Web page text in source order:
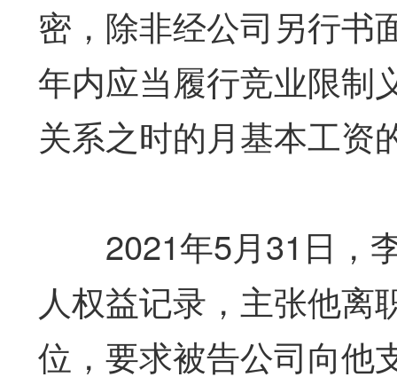
密，除非经公司另行书
年内应当履行竞业限制
关系之时的月基本工资
2021年5月31日，李
人权益记录，主张他离
位，要求被告公司向他